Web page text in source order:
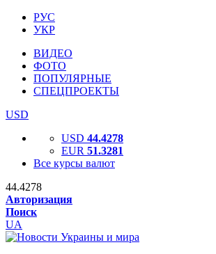
РУС
УКР
ВИДЕО
ФОТО
ПОПУЛЯРНЫЕ
СПЕЦПРОЕКТЫ
USD
USD 44.4278
EUR 51.3281
Все курсы валют
44.4278
Авторизация
Поиск
UA